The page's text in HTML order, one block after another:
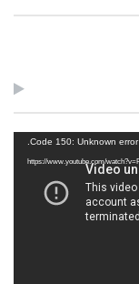
Code 150: Unknown error.